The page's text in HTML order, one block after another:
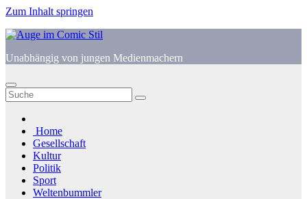
Zum Inhalt springen
Unabhängig von jungen Medienmachern
Home
Gesellschaft
Kultur
Politik
Sport
Weltenbummler